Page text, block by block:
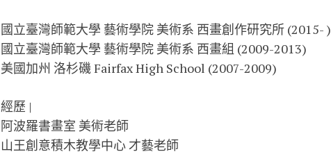
國立臺灣師範大學 藝術學院 美術系 西畫創作研究所 (2015- )
國立臺灣師範大學 藝術學院 美術系 西畫組 (2009-2013)
美國加州 洛杉磯 Fairfax High School (2007-2009)
經歷 |
阿波羅書畫室 美術老師
山王創意積木教學中心 才藝老師